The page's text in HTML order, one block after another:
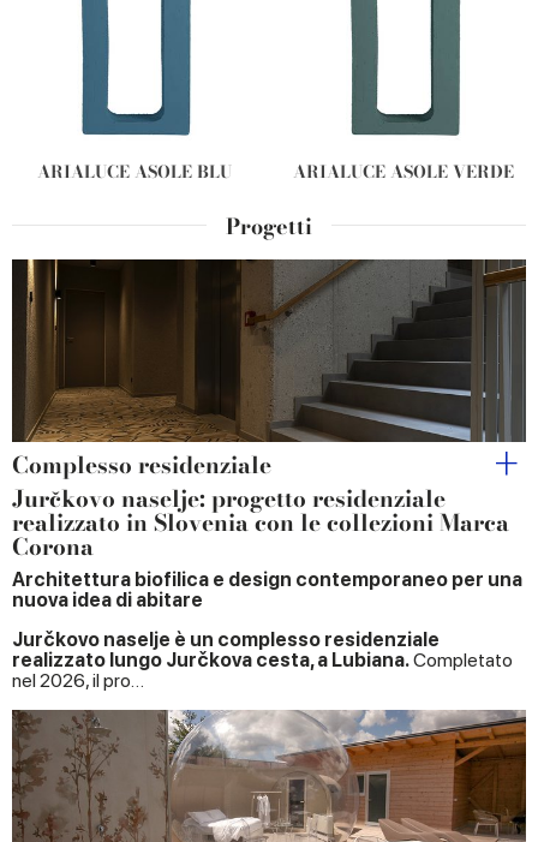
ARIALUCE ASOLE BLU ARIALUCE ASOLE VERDE
Progetti
Complesso residenziale
Jurčkovo naselje: progetto residenziale
realizzato in Slovenia con le collezioni Marca
Corona
Architettura biofilica e design contemporaneo per una
nuova idea di abitare
Jurčkovo naselje è un complesso residenziale
realizzato lungo Jurčkova cesta, a Lubiana.Completato
nel 2026, il pro…